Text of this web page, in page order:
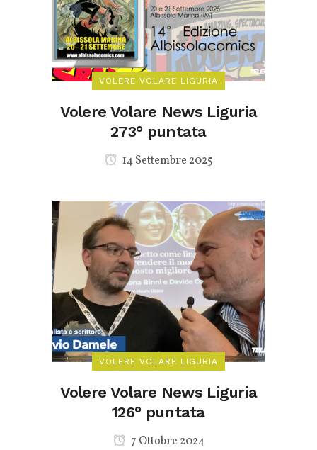
VOLERE VOLARE LIGURIA
Volere Volare News Liguria
273° puntata
14 Settembre 2025
VOLERE VOLARE LIGURIA
Volere Volare News Liguria
126° puntata
7 Ottobre 2024